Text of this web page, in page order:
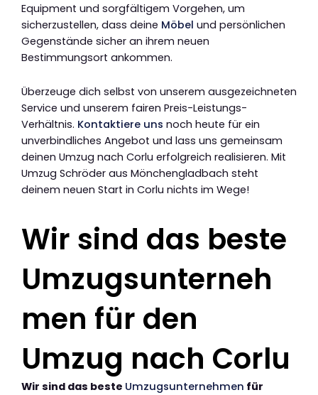
Equipment und sorgfältigem Vorgehen, um
sicherzustellen, dass deine Möbel und persönlichen
Gegenstände sicher an ihrem neuen
Bestimmungsort ankommen.
Überzeuge dich selbst von unserem ausgezeichneten
Service und unserem fairen Preis-Leistungs-
Verhältnis. Kontaktiere uns noch heute für ein
unverbindliches Angebot und lass uns gemeinsam
deinen Umzug nach Corlu erfolgreich realisieren. Mit
Umzug Schröder aus Mönchengladbach steht
deinem neuen Start in Corlu nichts im Wege!
Wir sind das beste
Umzugsunterneh
men für den
Umzug nach Corlu
Wir sind das beste Umzugsunternehmen für